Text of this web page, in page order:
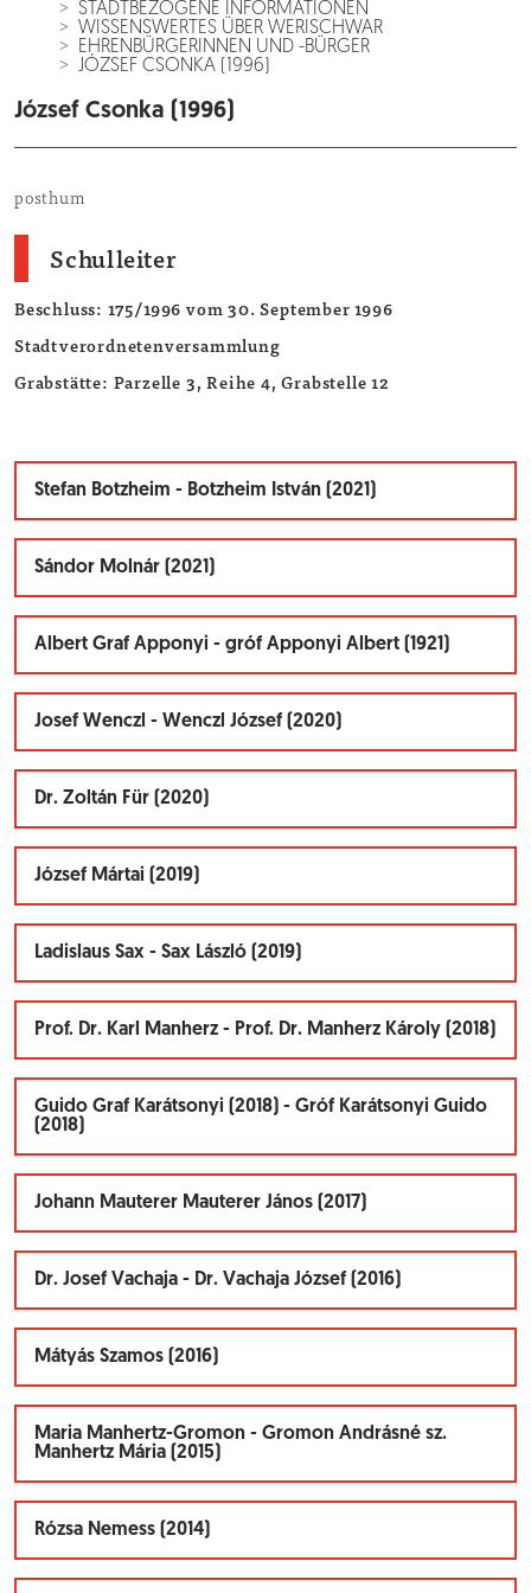
STADTBEZOGENE INFORMATIONEN
WISSENSWERTES ÜBER WERISCHWAR
EHRENBÜRGERINNEN UND -BÜRGER
JÓZSEF CSONKA (1996)
József Csonka (1996)
posthum
Schulleiter
Beschluss: 175/1996 vom 30. September 1996
Stadtverordnetenversammlung
Grabstätte: Parzelle 3, Reihe 4, Grabstelle 12
Stefan Botzheim - Botzheim István (2021)
Sándor Molnár (2021)
Albert Graf Apponyi - gróf Apponyi Albert (1921)
Josef Wenczl - Wenczl József (2020)
Dr. Zoltán Für (2020)
József Mártai (2019)
Ladislaus Sax - Sax László (2019)
Prof. Dr. Karl Manherz - Prof. Dr. Manherz Károly (2018)
Guido Graf Karátsonyi (2018) - Gróf Karátsonyi Guido
(2018)
Johann Mauterer Mauterer János (2017)
Dr. Josef Vachaja - Dr. Vachaja József (2016)
Mátyás Szamos (2016)
Maria Manhertz-Gromon - Gromon Andrásné sz.
Manhertz Mária (2015)
Rózsa Nemess (2014)